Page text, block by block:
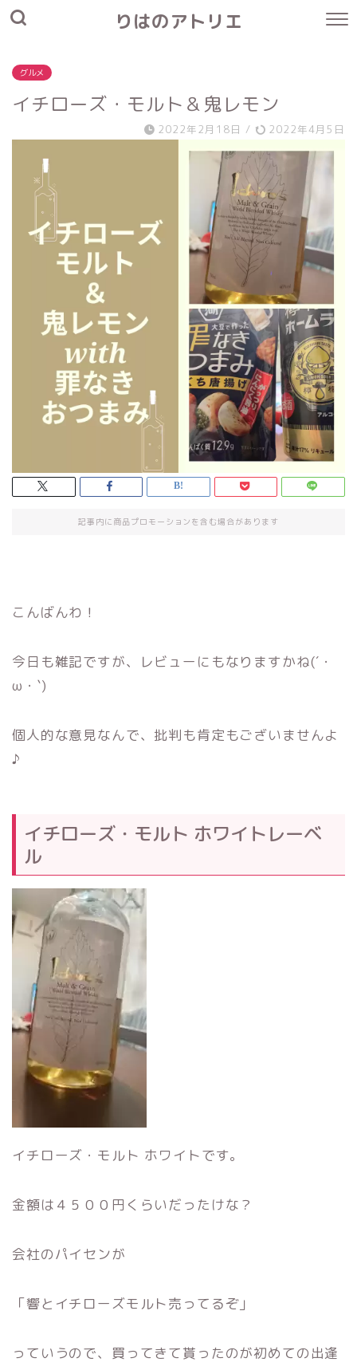
りはのアトリエ
グルメ
イチローズ・モルト＆鬼レモン
2022年2月18日 / 2022年4月5日
記事内に商品プロモーションを含む場合があります
こんばんわ！
今日も雑記ですが、レビューにもなりますかね(´・
ω・`)
個人的な意見なんで、批判も肯定もございませんよ
♪
イチローズ・モルト ホワイトレーベ
ル
イチローズ・モルト ホワイトです。
金額は４５００円くらいだったけな？
会社のパイセンが
「響とイチローズモルト売ってるぞ」
っていうので、買ってきて貰ったのが初めての出逢